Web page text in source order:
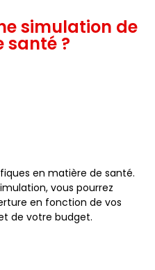
simulation de
santé ?
en matière de santé.
vous pourrez
en fonction de vos
de votre budget.